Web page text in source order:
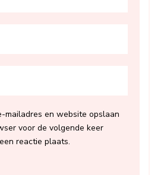
mailadres en website opslaan
voor de volgende keer
reactie plaats.